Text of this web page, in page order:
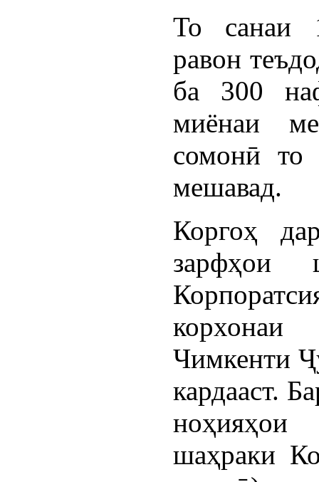
То санаи
равон
ба 300
миёнаи
сомонӣ то
мешавад.
Коргоҳ
зарфҳои
Чимкенти
кардааст.
ноҳияҳои
шаҳраки